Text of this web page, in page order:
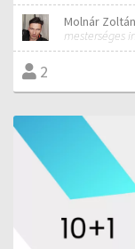
Molnár Zoltán
mesterséges
2